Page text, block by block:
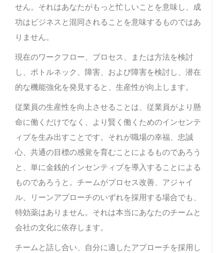
せん。それはあなたがもっと忙しいことを意味し、成
功はビジネスと混同されることを意味するものではあ
りません。
現在のワークフロー、プロセス、または方法を検討
し、ボトルネック、障害、および障害を検討し、潜在
的な機能強化を発見すると、生産性が向上します。
従業員の生産性を向上させることは、従業員がより懸
命に働くだけでなく、より賢く働くためのインセンテ
ィブを生み出すことです。それが職場の幸福、忠誠
心、共通の目標の感覚を育むことによるものであろう
と、単に金銭的インセンティブを導入することによる
ものであろうと。チームがプロセス改善、アジャイ
ル、リーンアプローチのいずれを採用する場合でも、
特効薬はありません。それは本当にあなたのチームと
会社の文化に依存します。
チームと話し合い、自分に適したアプローチを採用し